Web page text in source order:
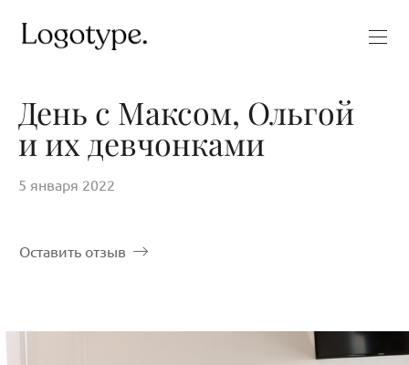
День с Максом, Ольгой
и их девчонками
5 января 2022
Оставить отзыв